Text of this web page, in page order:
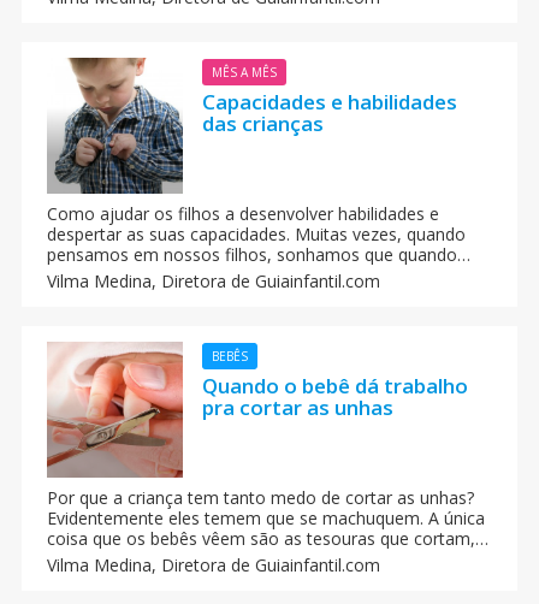
ou você tem que trabalhar e tem que deixá-lo em casa
MÊS A MÊS
Capacidades e habilidades
das crianças
Como ajudar os filhos a desenvolver habilidades e
despertar as suas capacidades. Muitas vezes, quando
pensamos em nossos filhos, sonhamos que quando
adultos sejam médicos, professores, bombeiros, etc.
Mas todo sonho pode-se conseguir com um projeto de
Vilma Medina, Diretora de Guiainfantil.com
BEBÊS
Quando o bebê dá trabalho
pra cortar as unhas
Por que a criança tem tanto medo de cortar as unhas?
Evidentemente eles temem que se machuquem. A única
coisa que os bebês vêem são as tesouras que cortam, e
uns dedinhos muito pequenos. Não é que não confiem
nos seus pais. É um reflexo de autoproteção.
Vilma Medina, Diretora de Guiainfantil.com